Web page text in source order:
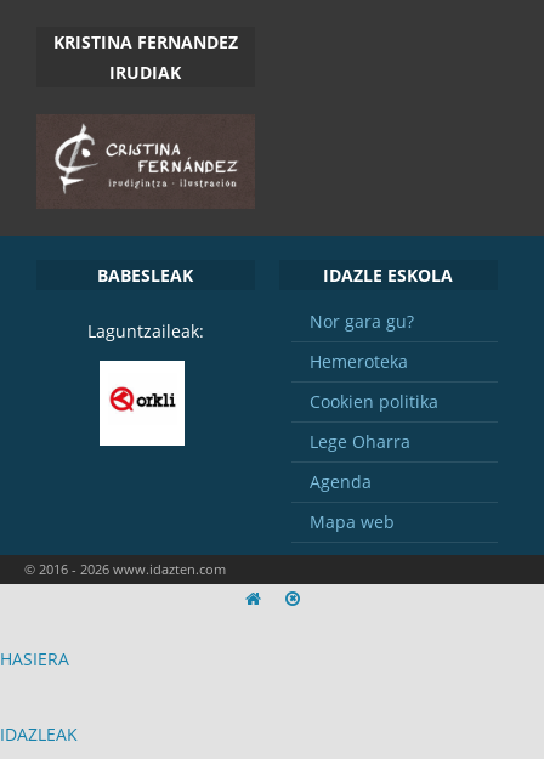
KRISTINA FERNANDEZ
IRUDIAK
BABESLEAK
Laguntzaileak:
IDAZLE ESKOLA
Nor gara gu?
Hemeroteka
Cookien politika
Lege Oharra
Agenda
Mapa web
© 2016 - 2026 www.idazten.com
HASIERA
IDAZLEAK